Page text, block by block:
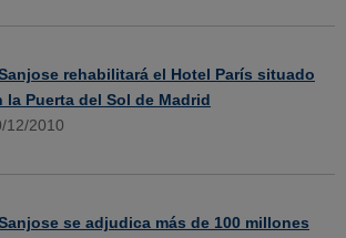
rehabilitará el Hotel París situado
la Puerta del Sol de Madrid
12/2010
se adjudica más de 100 millones